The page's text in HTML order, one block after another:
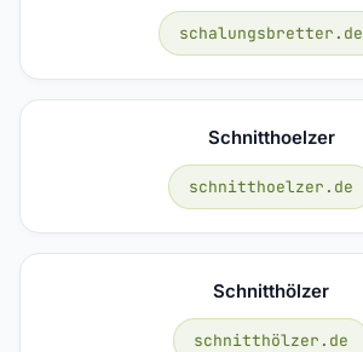
schalungsbretter.de
Schnitthoelzer
schnitthoelzer.de
Schnitthölzer
schnitthölzer.de